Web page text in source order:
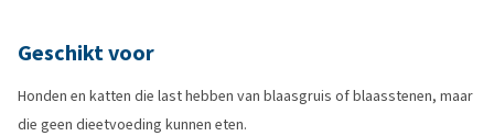
Geschikt voor
Honden en katten die last hebben van blaasgruis of blaasstenen, maar
die geen dieetvoeding kunnen eten.